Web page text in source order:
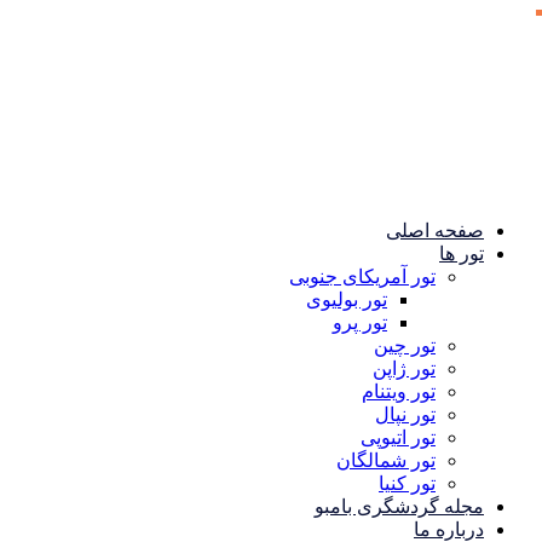
صفحه اصلی
تور ها
تور آمریکای جنوبی
تور بولیوی
تور پرو
تور چین
تور ژاپن
تور ویتنام
تور نپال
تور اتیوپی
تور شمالگان
تور کنیا
مجله گردشگری بامبو
درباره ما